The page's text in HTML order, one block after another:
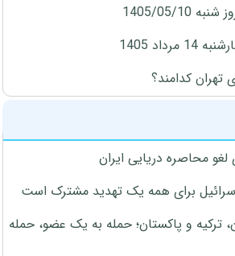
05/10
1405
کدامند؟
محاصره دریایی ایران
برای همه یک تهدید مشترک است
ترکیه و پاکستان؛ حمله به یک عضو، حمله